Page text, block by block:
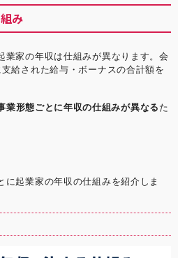
み
業家の年収は仕組みが異なります。会
給された給与・ボーナスの合計額を
業形態ごとに年収の仕組みが異なる た
に起業家の年収の仕組みを紹介しま